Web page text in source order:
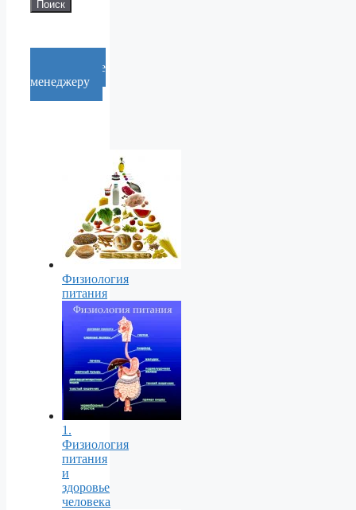
Поиск
Cообщение
менеджеру
Физиология
питания
1.
Физиология
питания
и
здоровье
человека